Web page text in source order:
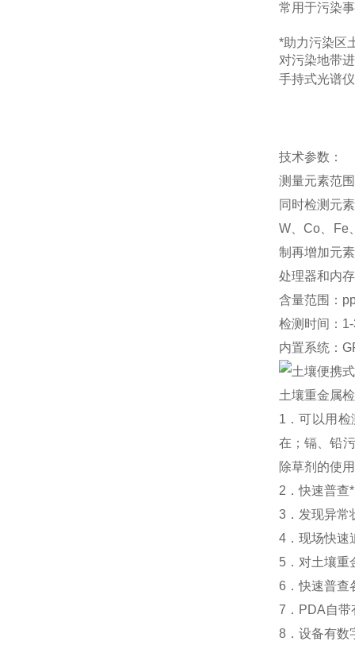
常用于污染
*助力污染区
对污染地带
手持式光谱仪
技术参数：
测量元素范
同时检测元
W、Co、Fe
制再增加元
处理器和内
含量范围：
检测时间：
内置系统：
土壤重金属
1．可以用
在；镉、铅
除草剂的使
2．快速普查
3．发现异常
4．现场快速
5．对土壤重
6．快速普查
7．PDA自带
8．设备有数